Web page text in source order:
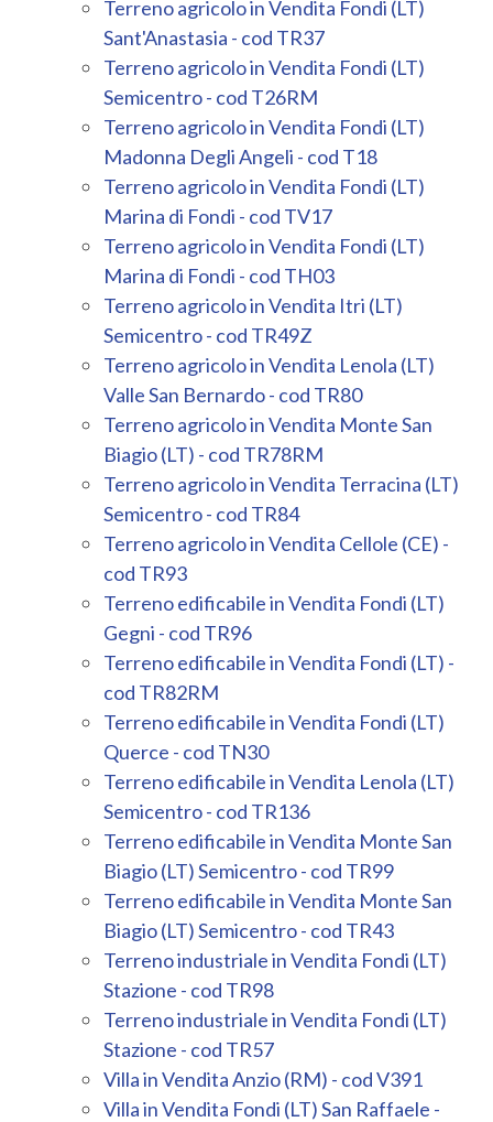
Terreno agricolo in Vendita Fondi (LT)
Sant'Anastasia - cod TR37
Terreno agricolo in Vendita Fondi (LT)
Semicentro - cod T26RM
Terreno agricolo in Vendita Fondi (LT)
Madonna Degli Angeli - cod T18
Terreno agricolo in Vendita Fondi (LT)
Marina di Fondi - cod TV17
Terreno agricolo in Vendita Fondi (LT)
Marina di Fondi - cod TH03
Terreno agricolo in Vendita Itri (LT)
Semicentro - cod TR49Z
Terreno agricolo in Vendita Lenola (LT)
Valle San Bernardo - cod TR80
Terreno agricolo in Vendita Monte San
Biagio (LT) - cod TR78RM
Terreno agricolo in Vendita Terracina (LT)
Semicentro - cod TR84
Terreno agricolo in Vendita Cellole (CE) -
cod TR93
Terreno edificabile in Vendita Fondi (LT)
Gegni - cod TR96
Terreno edificabile in Vendita Fondi (LT) -
cod TR82RM
Terreno edificabile in Vendita Fondi (LT)
Querce - cod TN30
Terreno edificabile in Vendita Lenola (LT)
Semicentro - cod TR136
Terreno edificabile in Vendita Monte San
Biagio (LT) Semicentro - cod TR99
Terreno edificabile in Vendita Monte San
Biagio (LT) Semicentro - cod TR43
Terreno industriale in Vendita Fondi (LT)
Stazione - cod TR98
Terreno industriale in Vendita Fondi (LT)
Stazione - cod TR57
Villa in Vendita Anzio (RM) - cod V391
Villa in Vendita Fondi (LT) San Raffaele -